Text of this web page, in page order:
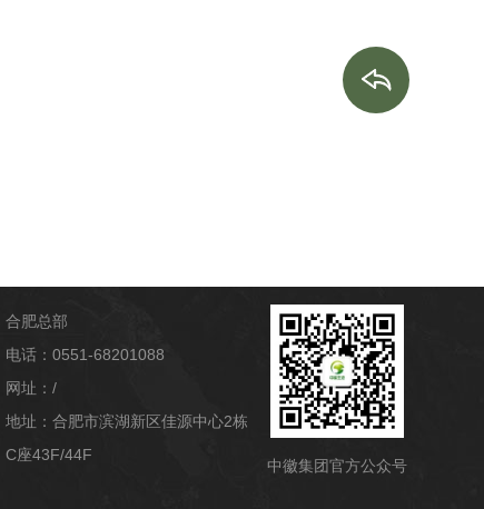
中徽集团官方公众号
合肥总部
电话：0551-68201088
网址：/
地址：合肥市滨湖新区佳源中心2栋
C座43F/44F